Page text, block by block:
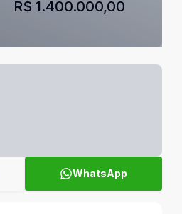
R$ 1.400.000,00
WhatsApp